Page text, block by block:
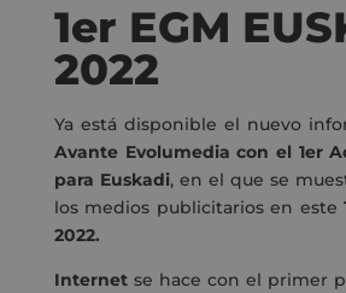
1er EGM
2022
Ya está disponible el nuevo
Avante Evolumedia con el 1er
para Euskadi, en el que se
los medios publicitarios en este
2022.
Internetse hace con el primer